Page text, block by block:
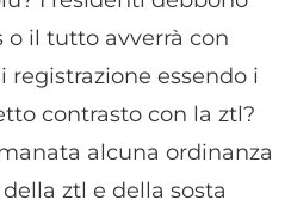
il tutto avverrà con
essendo i
contrasto con la ztl?
alcuna ordinanza
ztl e della sosta